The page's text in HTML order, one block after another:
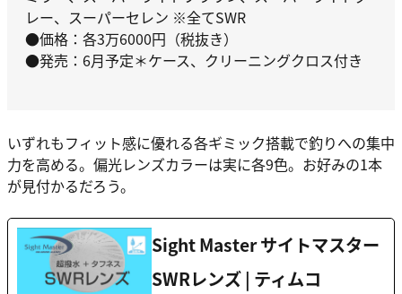
レー、スーパーセレン ※全てSWR
●価格：各3万6000円（税抜き）
●発売：6月予定＊ケース、クリーニングクロス付き
いずれもフィット感に優れる各ギミック搭載で釣りへの集中
力を高める。偏光レンズカラーは実に各9色。お好みの1本
が見付かるだろう。
Sight Master サイトマスター
SWRレンズ | ティムコ